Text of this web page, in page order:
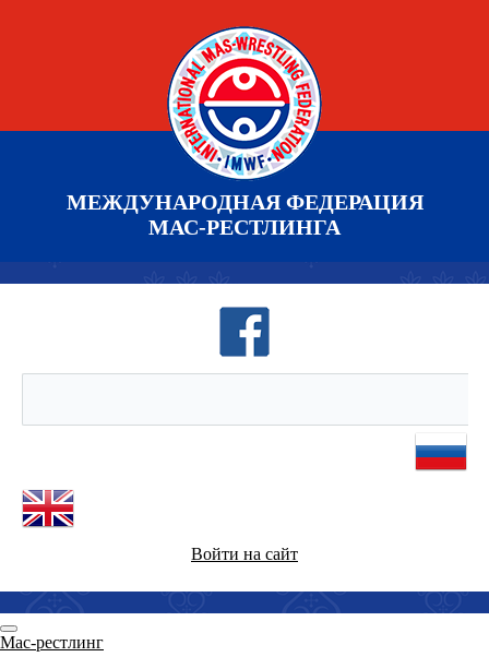
МЕЖДУНАРОДНАЯ ФЕДЕРАЦИЯ
МАС-РЕСТЛИНГА
Войти на сайт
Мас-рестлинг